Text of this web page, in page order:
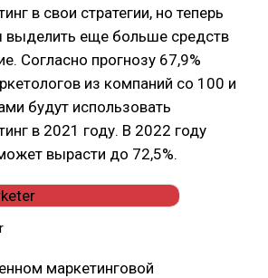
в свои стратегии, но теперь
выделить еще больше средств
Согласно прогнозу 67,9%
из компаний со 100 и
будут использовать
в 2021 году. В 2022 году
вырасти до 72,5%.
маркетинговой